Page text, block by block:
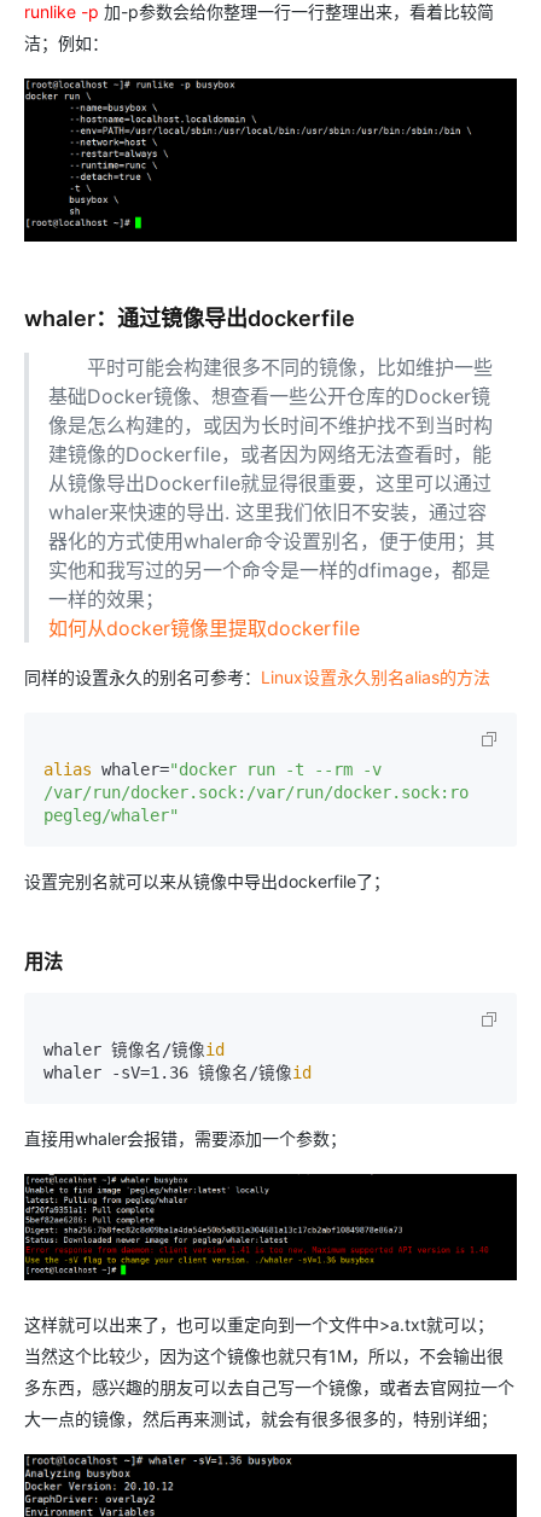
runlike -p 加-p参数会给你整理一行一行整理出来，看着比较简
洁；例如：
whaler：通过镜像导出dockerfile
平时可能会构建很多不同的镜像，比如维护一些
基础Docker镜像、想查看一些公开仓库的Docker镜
像是怎么构建的，或因为长时间不维护找不到当时构
建镜像的Dockerfile，或者因为网络无法查看时，能
从镜像导出Dockerfile就显得很重要，这里可以通过
whaler来快速的导出. 这里我们依旧不安装，通过容
器化的方式使用whaler命令设置别名，便于使用；其
实他和我写过的另一个命令是一样的dfimage，都是
一样的效果；
如何从docker镜像里提取dockerfile
同样的设置永久的别名可参考： Linux设置永久别名alias的方法
alias whaler="docker run -t --rm -v
/var/run/docker.sock:/var/run/docker.sock:ro
pegleg/whaler"
设置完别名就可以来从镜像中导出dockerfile了；
用法
whaler 镜像名/镜像id
whaler -sV=1.36 镜像名/镜像id
直接用whaler会报错，需要添加一个参数；
这样就可以出来了，也可以重定向到一个文件中>a.txt就可以；
当然这个比较少，因为这个镜像也就只有1M，所以，不会输出很
多东西，感兴趣的朋友可以去自己写一个镜像，或者去官网拉一个
大一点的镜像，然后再来测试，就会有很多很多的，特别详细；